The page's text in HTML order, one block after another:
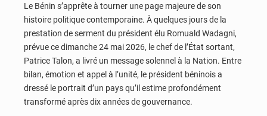
Le Bénin s’apprête à tourner une page majeure de son
histoire politique contemporaine. À quelques jours de la
prestation de serment du président élu Romuald Wadagni,
prévue ce dimanche 24 mai 2026, le chef de l’État sortant,
Patrice Talon, a livré un message solennel à la Nation. Entre
bilan, émotion et appel à l’unité, le président béninois a
dressé le portrait d’un pays qu’il estime profondément
transformé après dix années de gouvernance.